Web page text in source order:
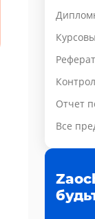
Отчет
Все